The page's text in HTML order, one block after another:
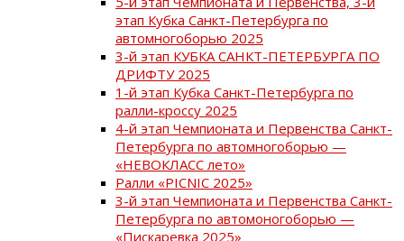
этап Кубка Санкт-Петербурга по
автомногоборью 2025
3-й этап КУБКА САНКТ-ПЕТЕРБУРГА ПО
ДРИФТУ 2025
1-й этап Кубка Санкт-Петербурга по
ралли-кроссу 2025
4-й этап Чемпионата и Первенства Санкт-
Петербурга по автомногоборью —
«НЕВОКЛАСС лето»
Ралли «PICNIC 2025»
3-й этап Чемпионата и Первенства Санкт-
Петербурга по автомоногоборью —
«Пискаревка 2025»